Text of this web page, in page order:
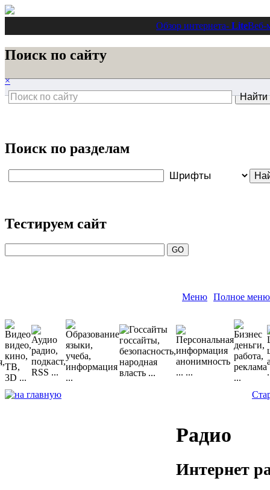
Обзор интернета- LiteВеб-
Поиск по сайту
×
Поиск по разделам
Тестируем сайт
Меню Полное меню
Радио
Интернет